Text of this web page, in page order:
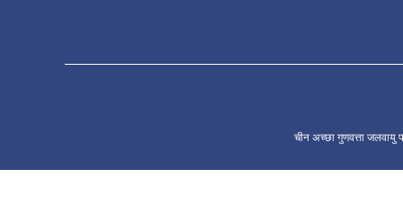
चीन अच्छा गुणवत्ता